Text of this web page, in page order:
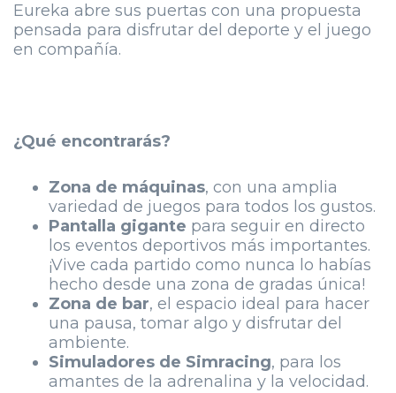
Eureka abre sus puertas con una propuesta
pensada para disfrutar del deporte y el juego
en compañía.
¿Qué encontrarás?
Zona de máquinas, con una amplia
variedad de juegos para todos los gustos.
Pantalla gigante para seguir en directo
los eventos deportivos más importantes.
¡Vive cada partido como nunca lo habías
hecho desde una zona de gradas única!
Zona de bar, el espacio ideal para hacer
una pausa, tomar algo y disfrutar del
ambiente.
Simuladores de Simracing, para los
amantes de la adrenalina y la velocidad.